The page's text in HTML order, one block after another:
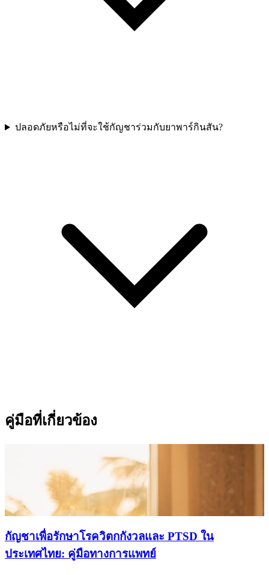
ปลอดภัยหรือไม่ที่จะใช้กัญชาร่วมกับยาพาร์กินสัน?
คู่มือที่เกี่ยวข้อง
กัญชาเพื่อรักษาโรควิตกกังวลและ PTSD ใน
ประเทศไทย: คู่มือทางการแพทย์